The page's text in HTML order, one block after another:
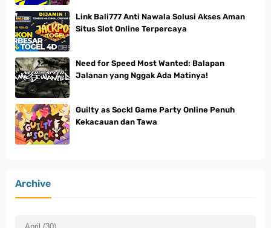
Link Bali777 Anti Nawala Solusi Akses Aman
Situs Slot Online Terpercaya
Need for Speed Most Wanted: Balapan
Jalanan yang Nggak Ada Matinya!
Guilty as Sock! Game Party Online Penuh
Kekacauan dan Tawa
Archive